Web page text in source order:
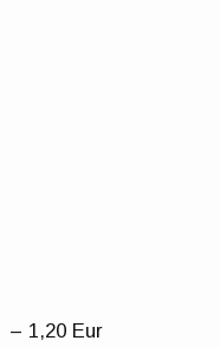
1,20 Eur